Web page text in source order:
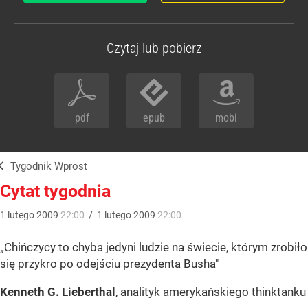
Czytaj lub pobierz
pdf epub mobi
Tygodnik Wprost
Cytat tygodnia
1 lutego2009 22:00 / 1 lutego2009 22:00
„Chińczycy to chyba jedyni ludzie na świecie, którym zrobiło
się przykro po odejściu prezydenta Busha"
Kenneth G. Lieberthal , analityk amerykańskiego thinktanku